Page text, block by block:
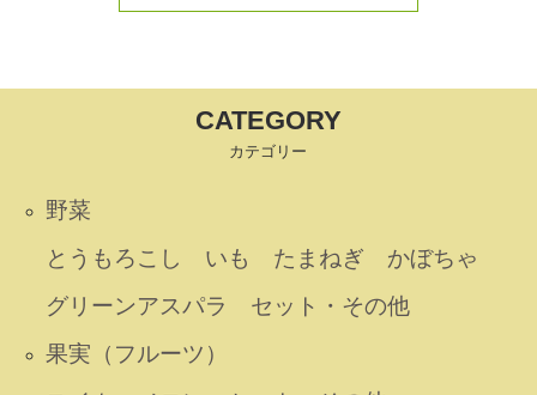
CATEGORY
カテゴリー
野菜
とうもろこし
いも たまねぎ
かぼちゃ
グリーンアスパラ
セット・その他
果実（フルーツ）